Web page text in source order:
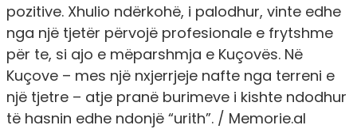
pozitive. Xhulio ndërkohë, i palodhur, vinte edhe
nga një tjetër përvojë profesionale e frytshme
për te, si ajo e mëparshmja e Kuçovës. Në
Kuçove – mes një nxjerrjeje nafte nga terreni e
një tjetre – atje pranë burimeve i kishte ndodhur
të hasnin edhe ndonjë “urith”. / Memorie.al